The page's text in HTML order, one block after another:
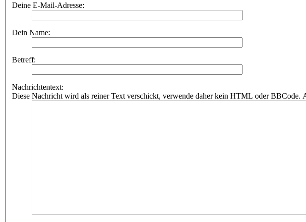
Deine E-Mail-Adresse:
Dein Name:
Betreff:
Nachrichtentext:
Diese Nachricht wird als reiner Text verschickt, verwende daher kein HTML oder